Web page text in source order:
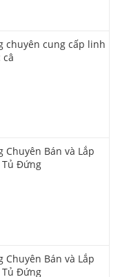
chuyên cung cấp linh
câ
Chuyên Bán và Lắp
Tủ Đứng
Chuyên Bán và Lắp
Tủ Đứng